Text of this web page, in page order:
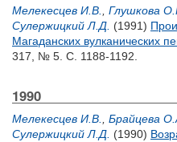
Мелекесцев И.В.
Глушкова
Сулержицкий Л.Д. (1991)
Магаданских вулканических
317, № 5. С. 1188-1192.
1990
Мелекесцев И.В. Брайцева
Сулержицкий Л.Д. (1990)